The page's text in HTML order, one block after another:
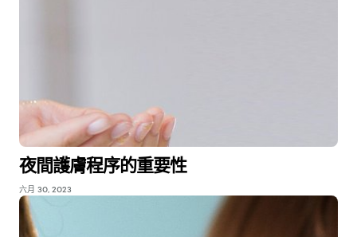
夜間護膚程序的重要性
六月 30, 2023